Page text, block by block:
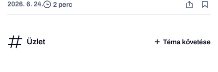
2026. 6. 24. 2 perc
Üzlet Téma követése